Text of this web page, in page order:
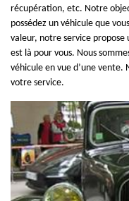
récupération, etc. Notre
possédez un véhicule que
valeur, notre service
est là pour vous. Nous
véhicule en vue d’une vente.
votre service.